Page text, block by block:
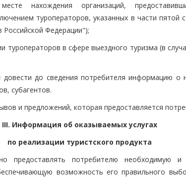
нахождения организаций,
туроператоров, указанных в части пятой
Российской Федерации");
туроператоров в сфере выездного туризма (в
довести до сведения потребителя информацию о
субагентов.
и предложений, которая предоставляется
III. Информация об оказываемых услугах
по реализации туристского продукта
предоставлять потребителю необходимую
возможность его правильного